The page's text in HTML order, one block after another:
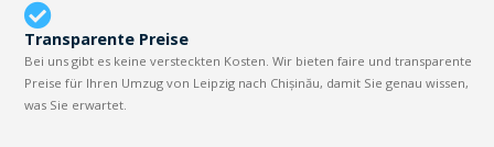
Transparente Preise
Bei uns gibt es keine versteckten Kosten. Wir bieten faire und transparente
Preise für Ihren Umzug von Leipzig nach Chișinău, damit Sie genau wissen,
was Sie erwartet.